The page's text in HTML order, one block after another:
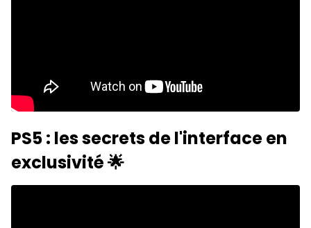
PS5 : les secrets de l'interface en
exclusivité 🌟